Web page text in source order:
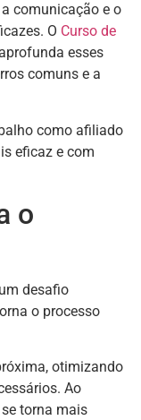
comunicação e o
O Curso de
esses
comuns e a
como afiliado
eficaz e com
o
desafio
o processo
otimizando
Ao
torna mais